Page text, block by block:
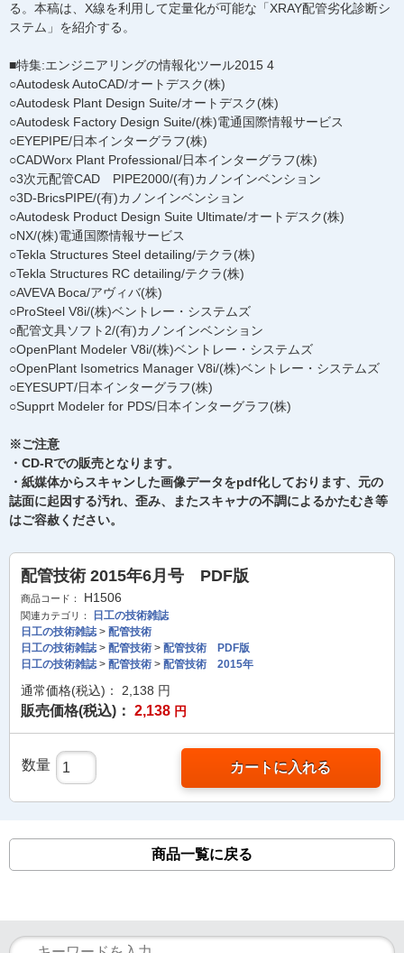
る。本稿は、X線を利用して定量化が可能な「XRAY配管劣化診断シ
ステム」を紹介する。
■特集:エンジニアリングの情報化ツール2015 4
○Autodesk AutoCAD/オートデスク(株)
○Autodesk Plant Design Suite/オートデスク(株)
○Autodesk Factory Design Suite/(株)電通国際情報サービス
○EYEPIPE/日本インターグラフ(株)
○CADWorx Plant Professional/日本インターグラフ(株)
○3次元配管CAD PIPE2000/(有)カノンインベンション
○3D-BricsPIPE/(有)カノンインベンション
○Autodesk Product Design Suite Ultimate/オートデスク(株)
○NX/(株)電通国際情報サービス
○Tekla Structures Steel detailing/テクラ(株)
○Tekla Structures RC detailing/テクラ(株)
○AVEVA Boca/アヴィバ(株)
○ProSteel V8i/(株)ベントレー・システムズ
○配管文具ソフト2/(有)カノンインベンション
○OpenPlant Modeler V8i/(株)ベントレー・システムズ
○OpenPlant Isometrics Manager V8i/(株)ベントレー・システムズ
○EYESUPT/日本インターグラフ(株)
○Supprt Modeler for PDS/日本インターグラフ(株)
※ご注意
・CD-Rでの販売となります。
・紙媒体からスキャンした画像データをpdf化しております、元の
誌面に起因する汚れ、歪み、またスキャナの不調によるかたむき等
はご容赦ください。
配管技術 2015年6月号 PDF版
商品コード： H1506
関連カテゴリ：
日工の技術雑誌
日工の技術雑誌> 配管技術
日工の技術雑誌> 配管技術 > 配管技術 PDF版
日工の技術雑誌> 配管技術 > 配管技術 2015年
通常価格(税込)： 2,138 円
販売価格(税込)： 2,138 円
数量 カートに入れる
商品一覧に戻る